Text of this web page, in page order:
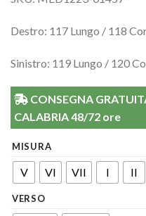
Destro: 117 Lungo / 118
Sinistro: 119 Lungo / 120
CONSEGNA
CALABRIA 48/72 ore
MISURA
V VI VII I II
VERSO